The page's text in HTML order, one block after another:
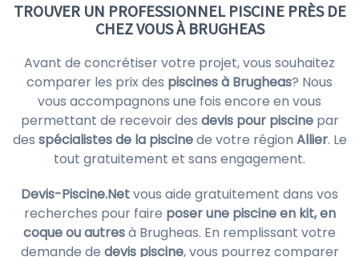
TROUVER UN PROFESSIONNEL PISCINE PRÈS DE
CHEZ VOUS À BRUGHEAS
Avant de concrétiser votre projet, vous souhaitez
comparer les prix des piscines à Brugheas? Nous
vous accompagnons une fois encore en vous
permettant de recevoir des devis pour piscinepar
des spécialistes de la piscinede votre région Allier. Le
tout gratuitement et sans engagement.
Devis-Piscine.Netvous aide gratuitement dans vos
recherches pour faire poser une piscine en kit, en
coque ou autresà Brugheas. En remplissant votre
demande de devis piscine, vous pourrez comparer